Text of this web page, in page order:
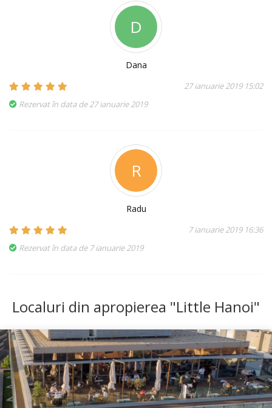
D
Dana
27 ianuarie 2019 15:02
Rezervat în data de 27 ianuarie 2019
R
Radu
7 ianuarie 2019 16:36
Rezervat în data de 7 ianuarie 2019
Localuri din apropierea "Little Hanoi"